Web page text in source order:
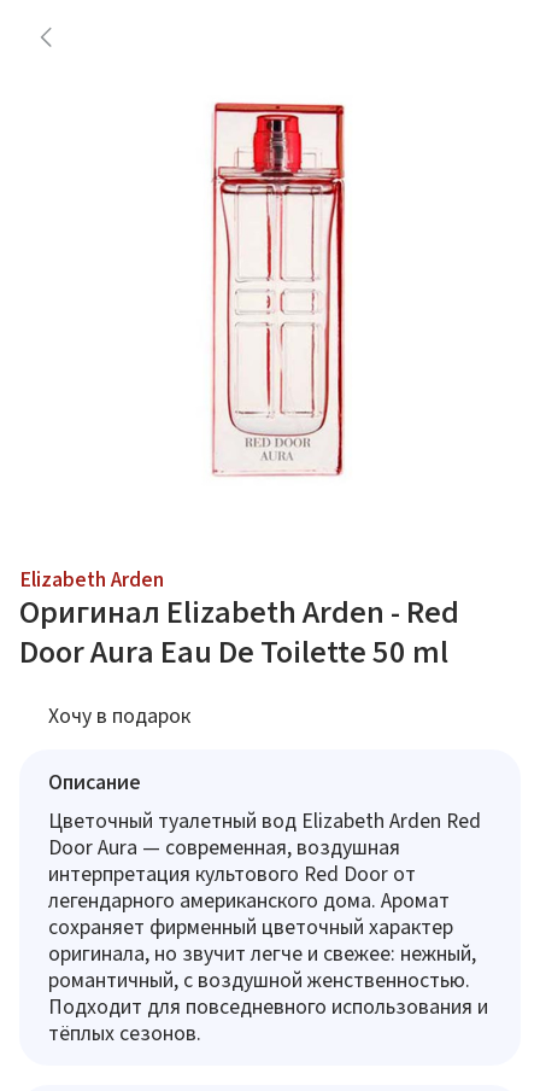
Elizabeth Arden
Оригинал Elizabeth Arden - Red
Door Aura Eau De Toilette 50 ml
Хочу в подарок
Описание
Цветочный туалетный вод Elizabeth Arden Red
Door Aura — современная, воздушная
интерпретация культового Red Door от
легендарного американского дома. Аромат
сохраняет фирменный цветочный характер
оригинала, но звучит легче и свежее: нежный,
романтичный, с воздушной женственностью.
Подходит для повседневного использования и
тёплых сезонов.